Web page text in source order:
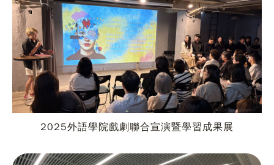
2025外語學院戲劇聯合宣演暨學習成果展